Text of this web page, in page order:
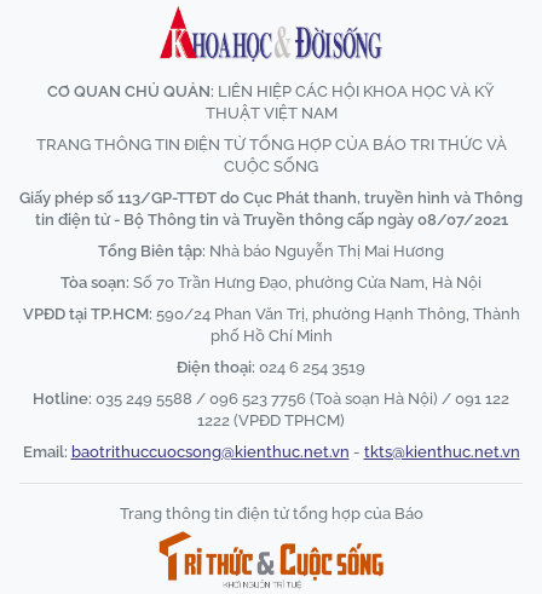
CƠ QUAN CHỦ QUẢN: LIÊN HIỆP CÁC HỘI KHOA HỌC VÀ KỸ
THUẬT VIỆT NAM
TRANG THÔNG TIN ĐIỆN TỬ TỔNG HỢP CỦA BÁO TRI THỨC VÀ
CUỘC SỐNG
Giấy phép số 113/GP-TTĐT do Cục Phát thanh, truyền hình và Thông
tin điện tử - Bộ Thông tin và Truyền thông cấp ngày 08/07/2021
Tổng Biên tập: Nhà báo Nguyễn Thị Mai Hương
Tòa soạn: Số 70 Trần Hưng Đạo, phường Cửa Nam, Hà Nội
VPĐD tại TP.HCM: 590/24 Phan Văn Trị, phường Hạnh Thông, Thành
phố Hồ Chí Minh
Điện thoại: 024 6 254 3519
Hotline: 035 249 5588 / 096 523 7756 (Toà soạn Hà Nội) / 091 122
1222 (VPĐD TPHCM)
Email: baotrithuccuocsong@kienthuc.net.vn - tkts@kienthuc.net.vn
Trang thông tin điện tử tổng hợp của Báo